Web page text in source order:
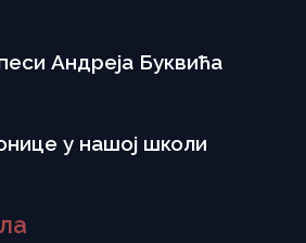
Андреја Буквића
у нашој школи